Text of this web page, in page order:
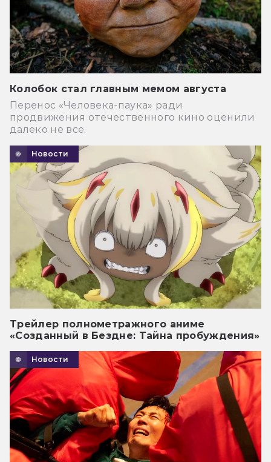
Колобок стал главным мемом августа
Перенос «Человека-паука» ради
продвижения отечественного кино оценили
далеко не все.
Новости
Трейлер полнометражного аниме
«Созданный в Бездне: Тайна пробуждения»
Новости